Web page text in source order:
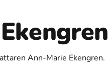
Ann-Marie Ekengren.